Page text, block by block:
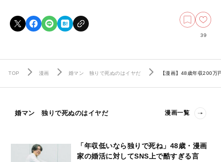
39
TOP 漫画 婚マン 独りで死ぬのはイヤだ 【漫画】48歳年収200万
婚マン 独りで死ぬのはイヤだ 漫画一覧
「年収低いなら独りで死ね」48歳・漫画
家の婚活に対してSNS上で酷すぎる言